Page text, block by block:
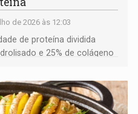
de 2026 às 12:03
de proteína dividida
e 25% de colágeno